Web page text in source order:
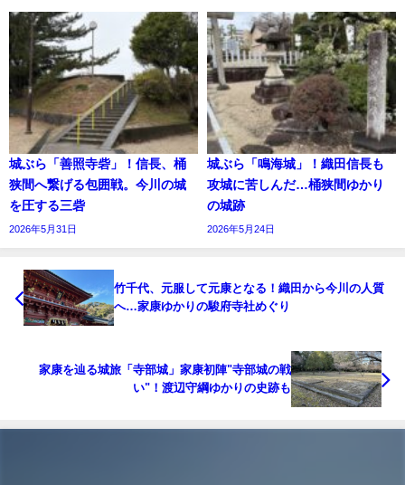
城ぶら「善照寺砦」！信長、桶
狭間へ繋げる包囲戦。今川の城
を圧する三砦
2026年5月31日
城ぶら「鳴海城」！織田信長も
攻城に苦しんだ…桶狭間ゆかり
の城跡
2026年5月24日
竹千代、元服して元康となる！織田から今川の人質
へ…家康ゆかりの駿府寺社めぐり
家康を辿る城旅「寺部城」家康初陣"寺部城の戦
い"！渡辺守綱ゆかりの史跡も